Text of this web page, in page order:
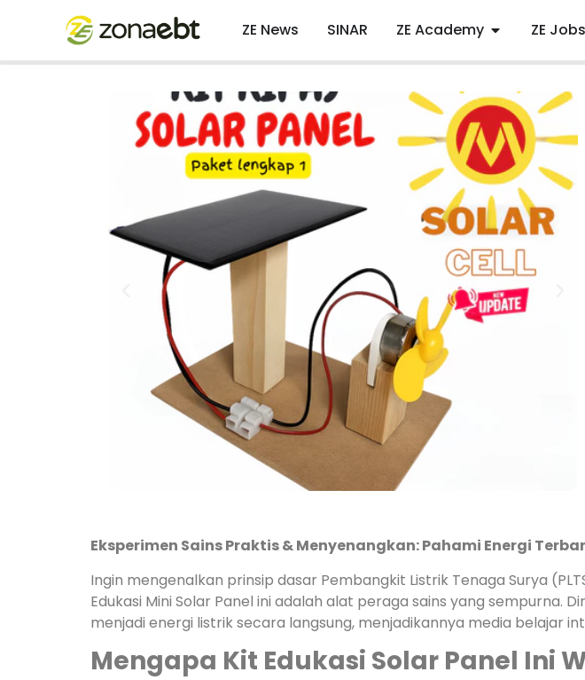
ZE News SINAR ZE Academy ZE Jobs
Eksperimen Sains Praktis & Menyenangkan: Pahami Energi
Ingin mengenalkan prinsip dasar Pembangkit Listrik Tenaga Surya
Edukasi Mini Solar Panel ini adalah alat peraga sains yang
menjadi energi listrik secara langsung, menjadikannya media belajar
Mengapa Kit Edukasi Solar Panel Ini